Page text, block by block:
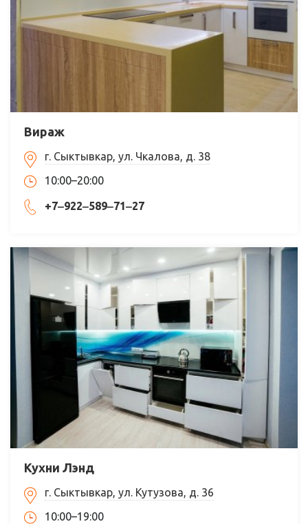
Вираж
г. Сыктывкар, ул. Чкалова, д. 38
10:00–20:00
+7‒922‒589‒71‒27
Кухни Лэнд
г. Сыктывкар, ул. Кутузова, д. 36
10:00–19:00